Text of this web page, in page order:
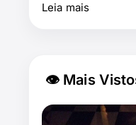
Leia mais
👁 Mais